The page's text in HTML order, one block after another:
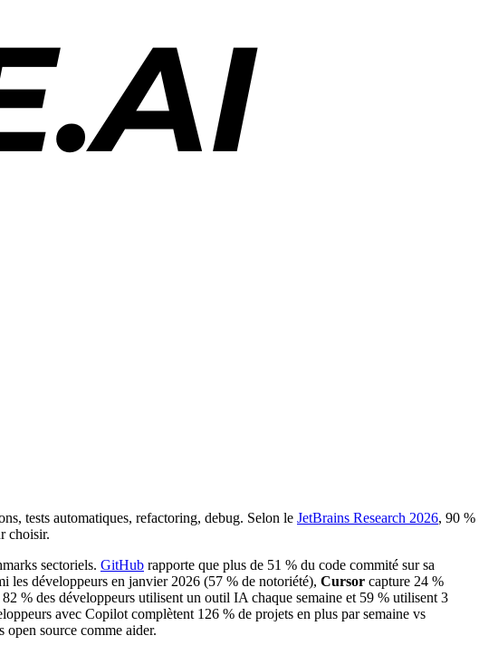
tests automatiques, refactoring, debug. Selon le JetBrains Research 2026, 90 %
choisir.
sectoriels. GitHub rapporte que plus de 51 % du code commité sur sa
les développeurs en janvier 2026 (57 % de notoriété), Cursor capture 24 %
% des développeurs utilisent un outil IA chaque semaine et 59 % utilisent 3
avec Copilot complètent 126 % de projets en plus par semaine vs
source comme aider.